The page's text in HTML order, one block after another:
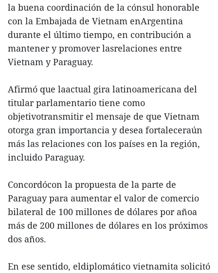
la buena coordinación de la cónsul honorable
con la Embajada de Vietnam enArgentina
durante el último tiempo, en contribución a
mantener y promover lasrelaciones entre
Vietnam y Paraguay.
Afirmó que laactual gira latinoamericana del
titular parlamentario tiene como
objetivotransmitir el mensaje de que Vietnam
otorga gran importancia y desea fortaleceraún
más las relaciones con los países en la región,
incluido Paraguay.
Concordócon la propuesta de la parte de
Paraguay para aumentar el valor de comercio
bilateral de 100 millones de dólares por añoa
más de 200 millones de dólares en los próximos
dos años.
En ese sentido, eldiplomático vietnamita solicitó